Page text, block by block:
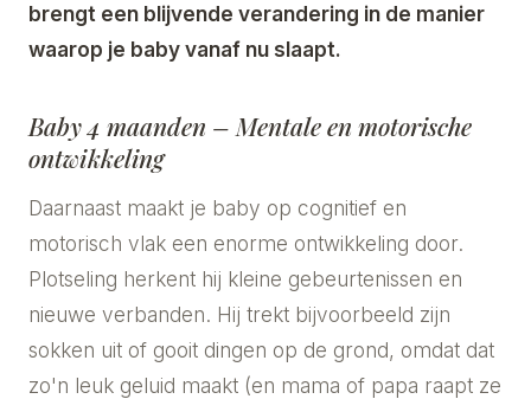
brengt een blijvende verandering in de manier
waarop je baby vanaf nu slaapt.
Baby 4 maanden – Mentale en motorische
ontwikkeling
Daarnaast maakt je baby op cognitief en
motorisch vlak een enorme ontwikkeling door.
Plotseling herkent hij kleine gebeurtenissen en
nieuwe verbanden. Hij trekt bijvoorbeeld zijn
sokken uit of gooit dingen op de grond, omdat dat
zo'n leuk geluid maakt (en mama of papa raapt ze